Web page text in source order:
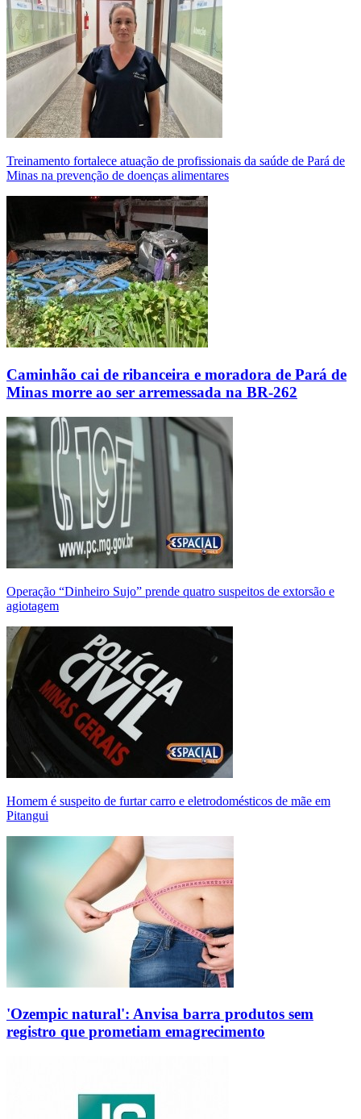
Treinamento fortalece atuação de profissionais da saúde de Pará de
Minas na prevenção de doenças alimentares
Caminhão cai de ribanceira e moradora de Pará de
Minas morre ao ser arremessada na BR-262
Operação “Dinheiro Sujo” prende quatro suspeitos de extorsão e
agiotagem
Homem é suspeito de furtar carro e eletrodomésticos de mãe em
Pitangui
'Ozempic natural': Anvisa barra produtos sem
registro que prometiam emagrecimento